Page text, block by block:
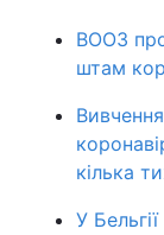
ВООЗ
штам
кілька
У